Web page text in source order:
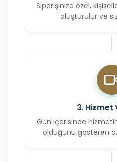
Siparişinize özel,
oluşturulur ve
3. Hizmet
Gün içerisinde
olduğunu gösteren